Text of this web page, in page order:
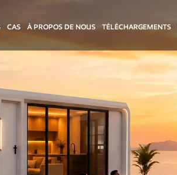
CAS À PROPOS DE NOUS TÉLÉCHARGEMENTS